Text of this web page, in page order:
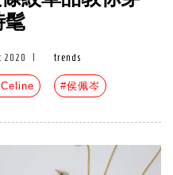
髦
2020 trends
#侯佩岑